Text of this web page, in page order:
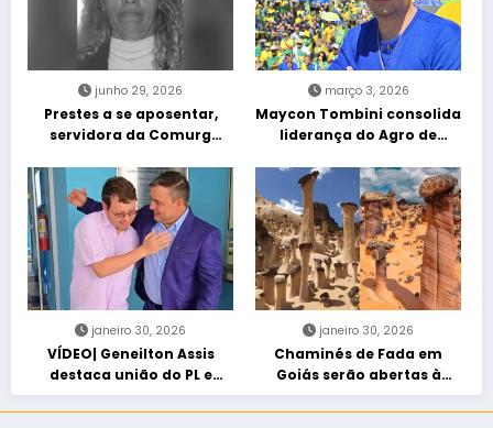
junho 29, 2026
Prestes a se aposentar,
servidora da Comurg
entra em protocolo de
morte encefálica
março 3, 2026
Maycon Tombini consolida
liderança do Agro de
“Acorda Brasil” em Goiânia
janeiro 30, 2026
VÍDEO| Geneilton Assis
destaca união do PL e
consolidação de apoio a
Maycon Tombini em Jataí
janeiro 30, 2026
Chaminés de Fada em
Goiás serão abertas à
visitação controlada